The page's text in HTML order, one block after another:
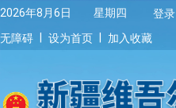
2026年8月6日 星期四 登录
无障碍
设为首页 加入收藏